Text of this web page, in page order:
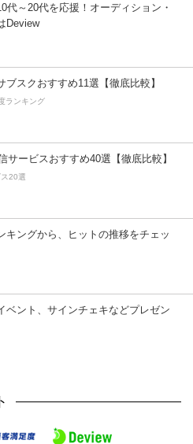
代～20代を応援！オーディション・
Deview
ブスクおすすめ11選【徹底比較】
ランキング
サービスおすすめ40選【徹底比較】
20選
キングから、ヒットの推移をチェッ
ベント、サインチェキなどプレゼン